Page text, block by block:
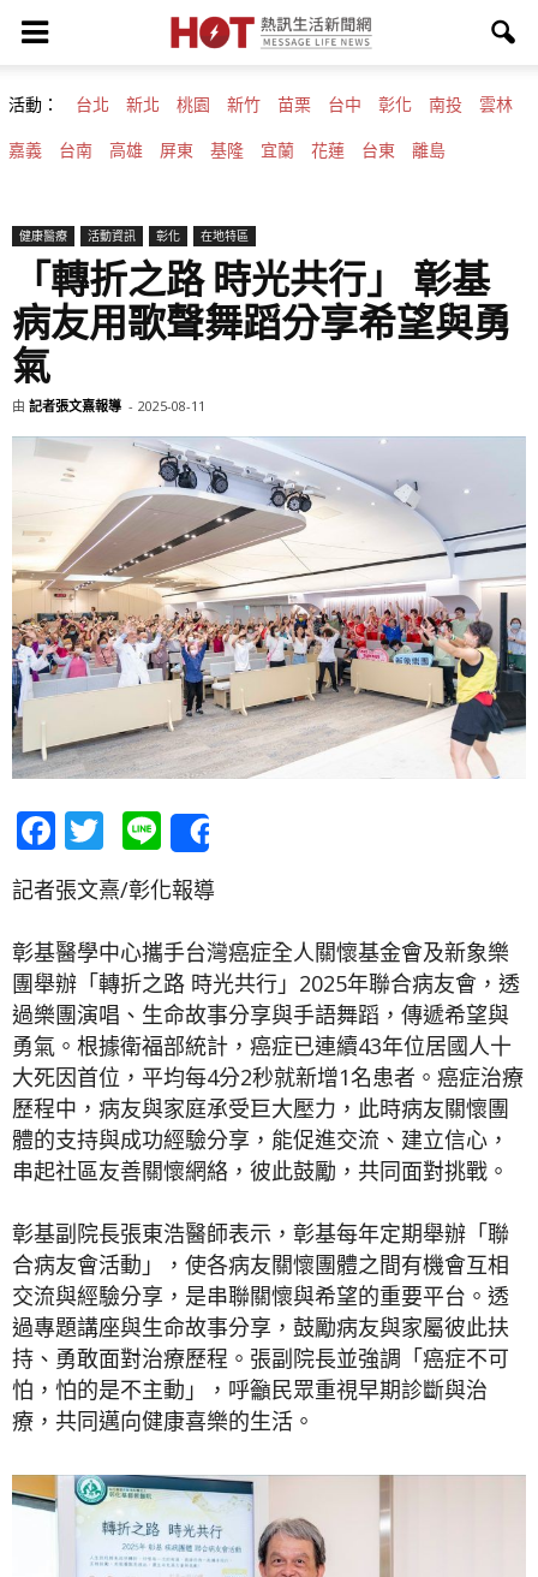
活動： 台北 新北 桃園 新竹 苗栗 台中 彰化 南投 雲林
嘉義 台南 高雄 屏東 基隆 宜蘭 花蓮 台東 離島
健康醫療 活動資訊 彰化 在地特區
「轉折之路 時光共行」 彰基
病友用歌聲舞蹈分享希望與勇
氣
由 記者張文熹報導 - 2025-08-11
Facebook
Twitter
Line
記者張文熹/彰化報導
彰基醫學中心攜手台灣癌症全人關懷基金會及新象樂
團舉辦「轉折之路 時光共行」2025年聯合病友會，透
過樂團演唱、生命故事分享與手語舞蹈，傳遞希望與
勇氣。根據衛福部統計，癌症已連續43年位居國人十
大死因首位，平均每4分2秒就新增1名患者。癌症治療
歷程中，病友與家庭承受巨大壓力，此時病友關懷團
體的支持與成功經驗分享，能促進交流、建立信心，
串起社區友善關懷網絡，彼此鼓勵，共同面對挑戰。
彰基副院長張東浩醫師表示，彰基每年定期舉辦「聯
合病友會活動」，使各病友關懷團體之間有機會互相
交流與經驗分享，是串聯關懷與希望的重要平台。透
過專題講座與生命故事分享，鼓勵病友與家屬彼此扶
持、勇敢面對治療歷程。張副院長並強調「癌症不可
怕，怕的是不主動」，呼籲民眾重視早期診斷與治
療，共同邁向健康喜樂的生活。